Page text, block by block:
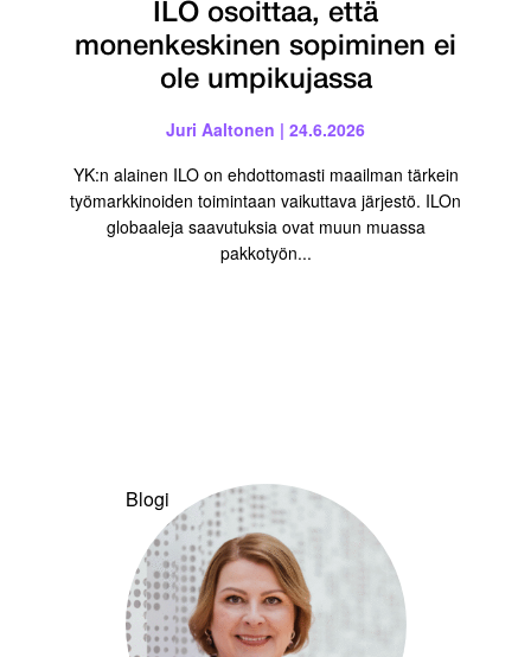
ILO osoittaa, että
monenkeskinen sopiminen ei
ole umpikujassa
Juri Aaltonen | 24.6.2026
YK:n alainen ILO on ehdottomasti maailman tärkein
työmarkkinoiden toimintaan vaikuttava järjestö. ILOn
globaaleja saavutuksia ovat muun muassa
pakkotyön...
Blogi